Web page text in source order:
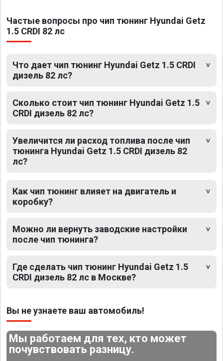
Частые вопросы про чип тюнинг Hyundai Getz
1.5 CRDI 82 лс
Что дает чип тюнинг Hyundai Getz 1.5 CRDI
дизель 82 лс?
Сколько стоит чип тюнинг Hyundai Getz 1.5
CRDI дизель 82 лс?
Увеличится ли расход топлива после чип
тюнинга Hyundai Getz 1.5 CRDI дизель 82
лс?
Как чип тюнинг влияет на двигатель и
коробку?
Можно ли вернуть заводские настройки
после чип тюнинга?
Где сделать чип тюнинг Hyundai Getz 1.5
CRDI дизель 82 лс в Москве?
Вы не узнаете ваш автомобиль!
Мы работаем для тех, кто может
почувствовать разницу.